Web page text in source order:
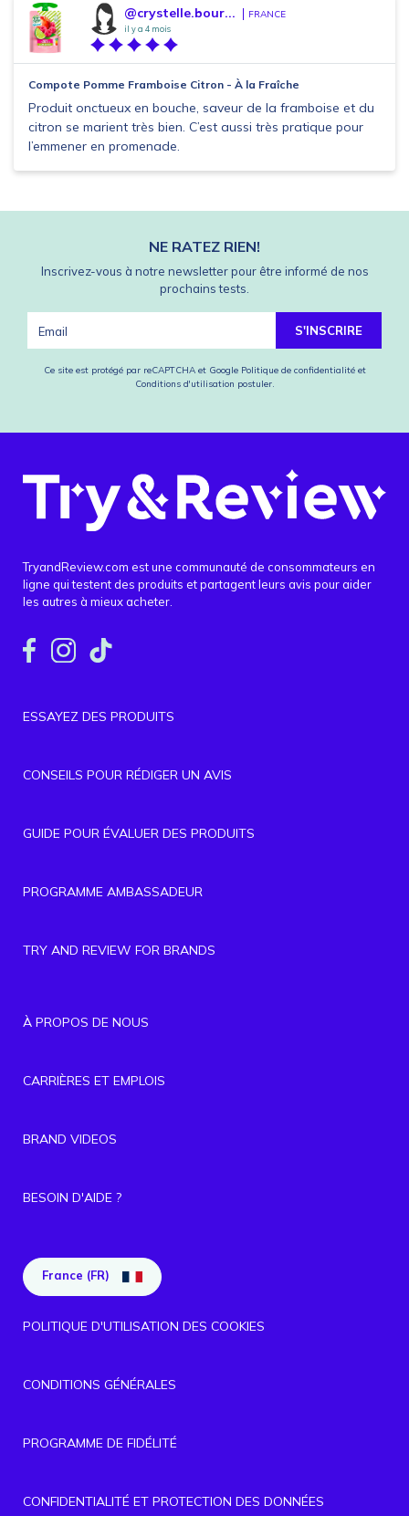
@crystelle.bour... FRANCE
il y a 4 mois
Compote Pomme Framboise Citron - À la Fraîche
Produit onctueux en bouche, saveur de la framboise et du
citron se marient très bien. C’est aussi très pratique pour
l’emmener en promenade.
NE RATEZ RIEN!
Inscrivez-vous à notre newsletter pour être informé de nos
prochains tests.
S'INSCRIRE
Ce site est protégé par reCAPTCHA et Google Politique de confidentialité et
Conditions d'utilisation postuler.
TryandReview.com est une communauté de consommateurs en
ligne qui testent des produits et partagent leurs avis pour aider
les autres à mieux acheter.
ESSAYEZ DES PRODUITS
CONSEILS POUR RÉDIGER UN AVIS
GUIDE POUR ÉVALUER DES PRODUITS
PROGRAMME AMBASSADEUR
TRY AND REVIEW FOR BRANDS
À PROPOS DE NOUS
CARRIÈRES ET EMPLOIS
BRAND VIDEOS
BESOIN D'AIDE ?
France (FR)
POLITIQUE D'UTILISATION DES COOKIES
CONDITIONS GÉNÉRALES
PROGRAMME DE FIDÉLITÉ
CONFIDENTIALITÉ ET PROTECTION DES DONNÉES